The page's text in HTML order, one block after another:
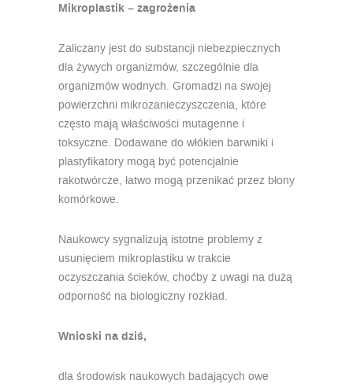
Mikroplastik – zagrożenia
Zaliczany jest do substancji niebezpiecznych
dla żywych organizmów, szczególnie dla
organizmów wodnych. Gromadzi na swojej
powierzchni mikrozanieczyszczenia, które
często mają właściwości mutagenne i
toksyczne. Dodawane do włókien barwniki i
plastyfikatory mogą być potencjalnie
rakotwórcze, łatwo mogą przenikać przez błony
komórkowe.
Naukowcy sygnalizują istotne problemy z
usunięciem mikroplastiku w trakcie
oczyszczania ścieków, choćby z uwagi na dużą
odporność na biologiczny rozkład.
Wnioski na dziś,
dla środowisk naukowych badających owe